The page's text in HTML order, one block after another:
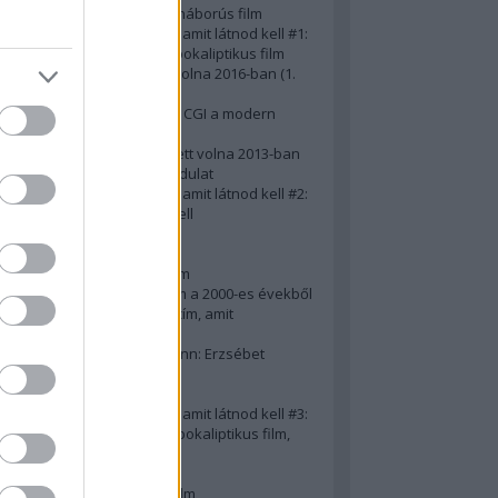
A 10 legjobb második világháborús film
50 posztapokaliptikus film, amit látnod kell #1:
A 10 legkreatívabb posztapokaliptikus film
20 film, amit látnod kellett volna 2016-ban (1.
Ezért néz ki borzasztóan a CGI a modern
filmekben (is)
15(+1) film, amit látnod kellett volna 2013-ban
A 15 legnagyobb filmes fordulat
50 posztapokaliptikus film, amit látnod kell #2:
10 zombifilm, amit látnod kell
A 10 legjobb Brad Pitt-film
A 10 legjobb Mel Gibson-film
Az igazi 10 legjobb akciófilm a 2000-es évekből
10 iszonyatos magyar filmcím, amit
Könyvkritika: Brigitte Hamann: Erzsébet
királyné (2019)
A 10 legjobb Al Pacino - film
50 posztapokaliptikus film, amit látnod kell #3:
10 (nem is annyira) posztapokaliptikus film,
amit látnod kell
A 10 legjobb Matt Damon-film